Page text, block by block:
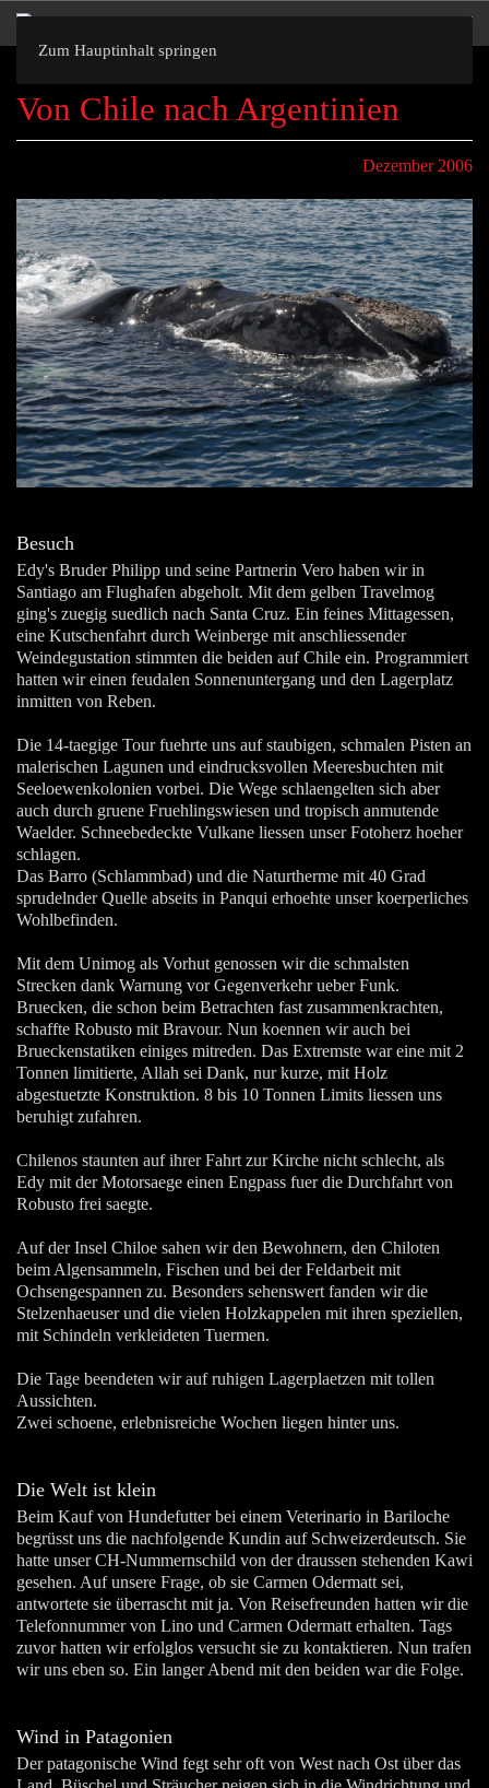
Zum Hauptinhalt springen
Von Chile nach Argentinien
Dezember 2006
Besuch
Edy's Bruder Philipp und seine Partnerin Vero haben wir in
Santiago am Flughafen abgeholt. Mit dem gelben Travelmog
ging's zuegig suedlich nach Santa Cruz. Ein feines Mittagessen,
eine Kutschenfahrt durch Weinberge mit anschliessender
Weindegustation stimmten die beiden auf Chile ein. Programmiert
hatten wir einen feudalen Sonnenuntergang und den Lagerplatz
inmitten von Reben.
Die 14-taegige Tour fuehrte uns auf staubigen, schmalen Pisten an
malerischen Lagunen und eindrucksvollen Meeresbuchten mit
Seeloewenkolonien vorbei. Die Wege schlaengelten sich aber
auch durch gruene Fruehlingswiesen und tropisch anmutende
Waelder. Schneebedeckte Vulkane liessen unser Fotoherz hoeher
schlagen.
Das Barro (Schlammbad) und die Naturtherme mit 40 Grad
sprudelnder Quelle abseits in Panqui erhoehte unser koerperliches
Wohlbefinden.
Mit dem Unimog als Vorhut genossen wir die schmalsten
Strecken dank Warnung vor Gegenverkehr ueber Funk.
Bruecken, die schon beim Betrachten fast zusammenkrachten,
schaffte Robusto mit Bravour. Nun koennen wir auch bei
Brueckenstatiken einiges mitreden. Das Extremste war eine mit 2
Tonnen limitierte, Allah sei Dank, nur kurze, mit Holz
abgestuetzte Konstruktion. 8 bis 10 Tonnen Limits liessen uns
beruhigt zufahren.
Chilenos staunten auf ihrer Fahrt zur Kirche nicht schlecht, als
Edy mit der Motorsaege einen Engpass fuer die Durchfahrt von
Robusto frei saegte.
Auf der Insel Chiloe sahen wir den Bewohnern, den Chiloten
beim Algensammeln, Fischen und bei der Feldarbeit mit
Ochsengespannen zu. Besonders sehenswert fanden wir die
Stelzenhaeuser und die vielen Holzkappelen mit ihren speziellen,
mit Schindeln verkleideten Tuermen.
Die Tage beendeten wir auf ruhigen Lagerplaetzen mit tollen
Aussichten.
Zwei schoene, erlebnisreiche Wochen liegen hinter uns.
Die Welt ist klein
Beim Kauf von Hundefutter bei einem Veterinario in Bariloche
begrüsst uns die nachfolgende Kundin auf Schweizerdeutsch. Sie
hatte unser CH-Nummernschild von der draussen stehenden Kawi
gesehen. Auf unsere Frage, ob sie Carmen Odermatt sei,
antwortete sie überrascht mit ja. Von Reisefreunden hatten wir die
Telefonnummer von Lino und Carmen Odermatt erhalten. Tags
zuvor hatten wir erfolglos versucht sie zu kontaktieren. Nun trafen
wir uns eben so. Ein langer Abend mit den beiden war die Folge.
Wind in Patagonien
Der patagonische Wind fegt sehr oft von West nach Ost über das